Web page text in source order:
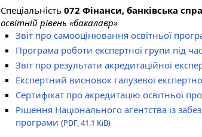
Спеціальність 072 Фінанси, банківська
освітній рівень «бакалавр»
Звіт про самооцінювання освітньої
Програма роботи експертної групи під
Звіт про результати акредитаційної
Експертний висновок галузевої
Сертифікат про акредитацію освітньої
Рішення Національного агентства із
програми (PDF, 41.1 KiB)